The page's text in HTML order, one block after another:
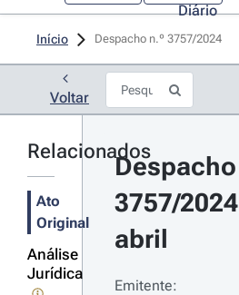
Diário
Início Despacho n.º 3757/2024
Voltar
Relacionados
Ato
Original
Análise
Jurídica
3757/
abril
Emitente: